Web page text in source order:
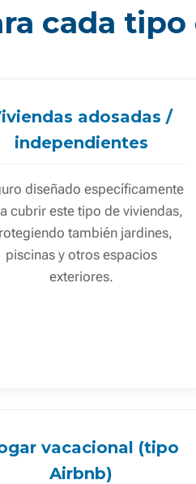
cada tipo
adosadas /
independientes
diseñado específicamente
cubrir este tipo de viviendas,
también jardines,
piscinas y otros espacios
exteriores.
vacacional (tipo
Airbnb)